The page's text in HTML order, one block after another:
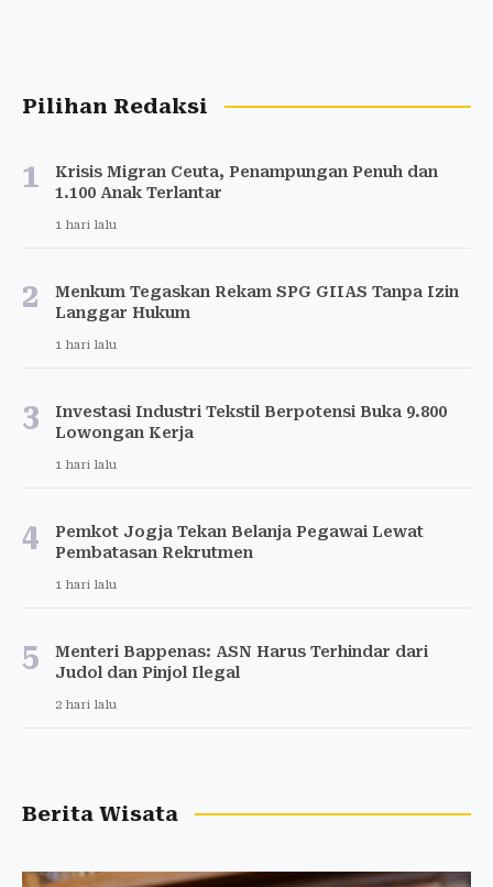
Pilihan Redaksi
1
Krisis Migran Ceuta, Penampungan Penuh dan
1.100 Anak Terlantar
1 hari lalu
2
Menkum Tegaskan Rekam SPG GIIAS Tanpa Izin
Langgar Hukum
1 hari lalu
3
Investasi Industri Tekstil Berpotensi Buka 9.800
Lowongan Kerja
1 hari lalu
4
Pemkot Jogja Tekan Belanja Pegawai Lewat
Pembatasan Rekrutmen
1 hari lalu
5
Menteri Bappenas: ASN Harus Terhindar dari
Judol dan Pinjol Ilegal
2 hari lalu
Berita Wisata